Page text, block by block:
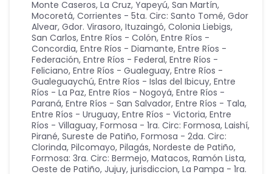
Monte Caseros, La Cruz, Yapeyú, San Martín,
Mocoretá, Corrientes - 5ta. Circ: Santo Tomé, Gdor
Alvear, Gdor. Virasoro, Ituzaingó, Colonia Liebigs,
San Carlos, Entre Ríos - Colón, Entre Ríos -
Concordia, Entre Ríos - Diamante, Entre Ríos -
Federación, Entre Ríos - Federal, Entre Ríos -
Feliciano, Entre Ríos - Gualeguay, Entre Ríos -
Gualeguaychú, Entre Ríos - Islas del Ibicuy, Entre
Ríos - La Paz, Entre Ríos - Nogoyá, Entre Ríos -
Paraná, Entre Ríos - San Salvador, Entre Ríos - Tala,
Entre Ríos - Uruguay, Entre Ríos - Victoria, Entre
Ríos - Villaguay, Formosa - 1ra. Circ: Formosa, Laishí,
Pirané, Sureste de Patiño, Formosa - 2da. Circ:
Clorinda, Pilcomayo, Pilagás, Nordeste de Patiño,
Formosa: 3ra. Circ: Bermejo, Matacos, Ramón Lista,
Oeste de Patiño, Jujuy, jurisdiccion, La Pampa - 1ra.